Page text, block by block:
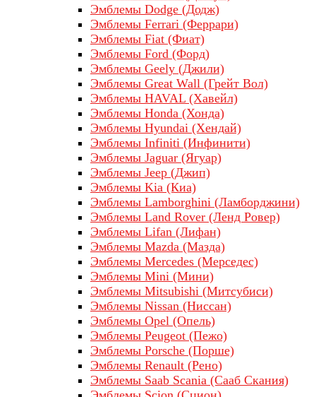
Эмблемы Dodge (Додж)
Эмблемы Ferrari (Феррари)
Эмблемы Fiat (Фиат)
Эмблемы Ford (Форд)
Эмблемы Geely (Джили)
Эмблемы Great Wall (Грейт Вол)
Эмблемы HAVAL (Хавейл)
Эмблемы Honda (Хонда)
Эмблемы Hyundai (Хендай)
Эмблемы Infiniti (Инфинити)
Эмблемы Jaguar (Ягуар)
Эмблемы Jeep (Джип)
Эмблемы Kia (Киа)
Эмблемы Lamborghini (Ламборджини)
Эмблемы Land Rover (Ленд Ровер)
Эмблемы Lifan (Лифан)
Эмблемы Mazda (Мазда)
Эмблемы Mercedes (Мерседес)
Эмблемы Mini (Мини)
Эмблемы Mitsubishi (Митсубиси)
Эмблемы Nissan (Ниссан)
Эмблемы Opel (Опель)
Эмблемы Peugeot (Пежо)
Эмблемы Porsche (Порше)
Эмблемы Renault (Рено)
Эмблемы Saab Scania (Сааб Скания)